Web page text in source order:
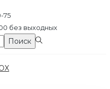
75
без выходных
Поиск